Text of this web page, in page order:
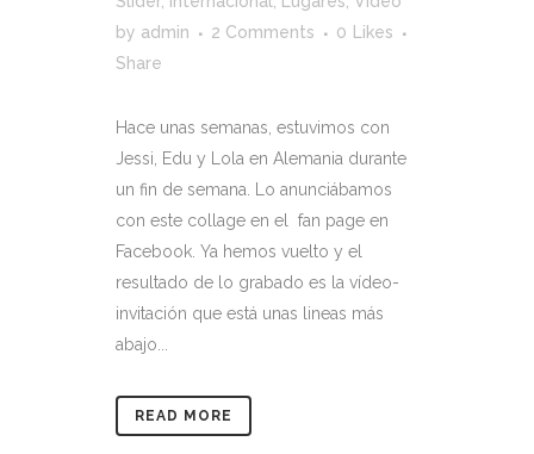
by admin 2 Comments 0
Likes
Share
Hace unas semanas, estuvimos con
Jessi, Edu y Lola en Alemania durante
un fin de semana. Lo anunciábamos
con este collage en el fan page en
Facebook. Ya hemos vuelto y el
resultado de lo grabado es la vídeo-
invitación que está unas lineas más
abajo...
READ MORE